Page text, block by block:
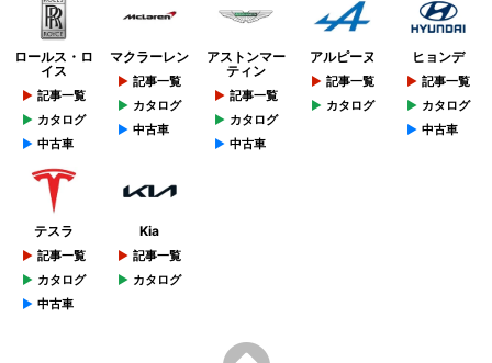
ロールス・ロ
イス
記事一覧
カタログ
中古車
マクラーレン
記事一覧
カタログ
中古車
アストンマー
ティン
記事一覧
カタログ
中古車
アルピーヌ
記事一覧
カタログ
ヒョンデ
記事一覧
カタログ
中古車
テスラ
記事一覧
カタログ
中古車
Kia
記事一覧
カタログ